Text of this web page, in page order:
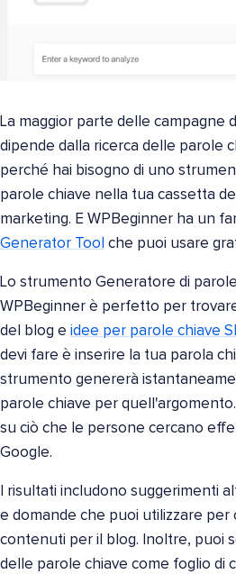
La maggior parte delle campagne
dipende dalla ricerca delle parole
perché hai bisogno di uno
parole chiave nella tua cassetta
marketing. E WPBeginner ha un
Generator Tool che puoi usare
Lo strumento Generatore di
WPBeginner è perfetto per
del blog e idee per parole chiave
devi fare è inserire la tua parola
strumento genererà
parole chiave per
su ciò che le persone cercano
Google.
I risultati includono suggerimenti
e domande che puoi utilizzare per
contenuti per il blog. Inoltre, puoi
delle parole chiave come foglio di